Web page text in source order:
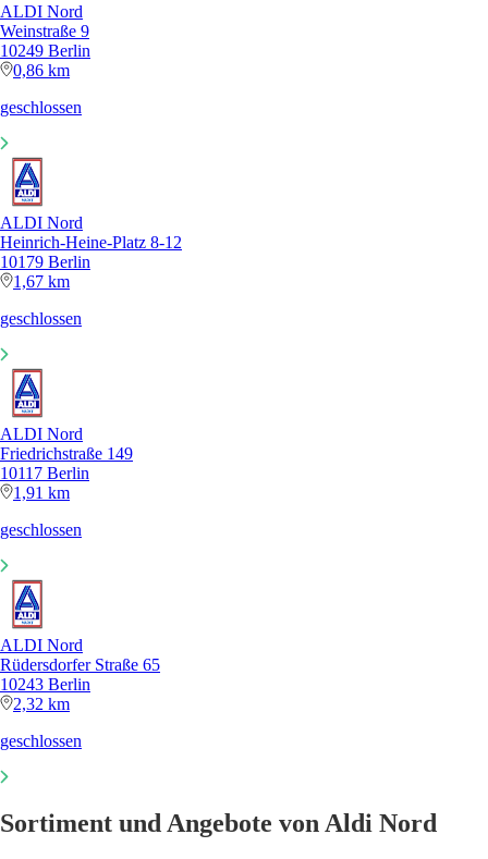
ALDI Nord
Weinstraße 9
10249 Berlin
0,86 km
geschlossen
ALDI Nord
Heinrich-Heine-Platz 8-12
10179 Berlin
1,67 km
geschlossen
ALDI Nord
Friedrichstraße 149
10117 Berlin
1,91 km
geschlossen
ALDI Nord
Rüdersdorfer Straße 65
10243 Berlin
2,32 km
geschlossen
Sortiment und Angebote von Aldi Nord